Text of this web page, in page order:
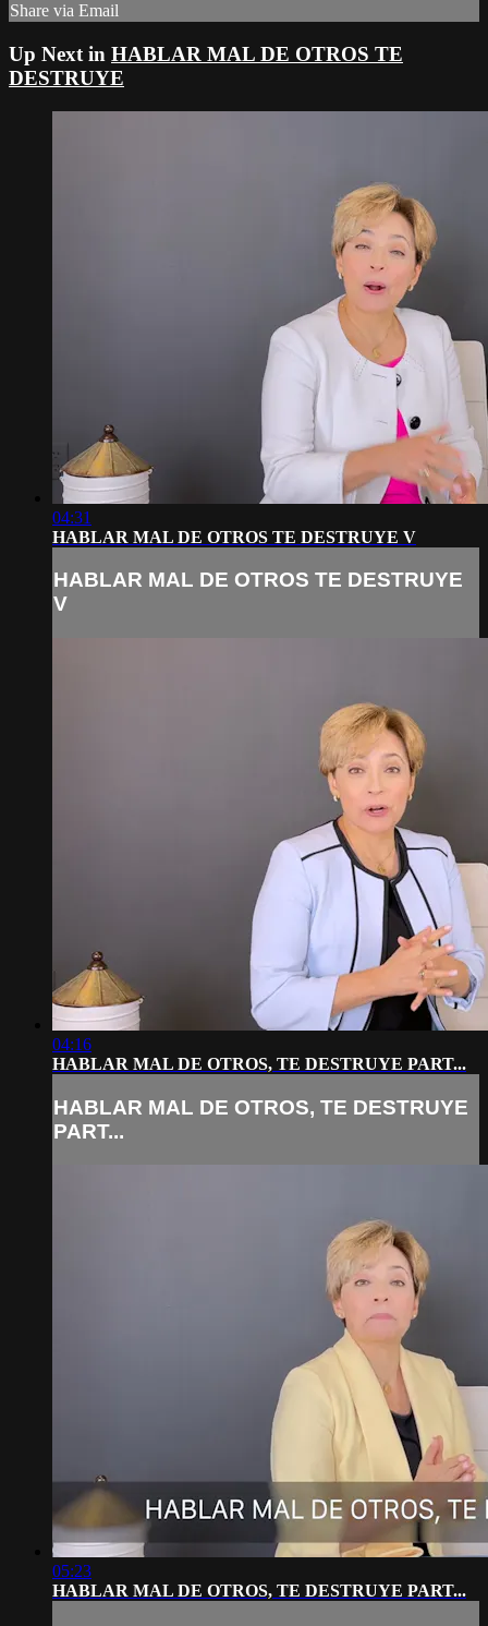
Share via Email
Up Next in HABLAR MAL DE OTROS TE
DESTRUYE
04:31
HABLAR MAL DE OTROS TE DESTRUYE V
HABLAR MAL DE OTROS TE DESTRUYE
V
04:16
HABLAR MAL DE OTROS, TE DESTRUYE PART...
HABLAR MAL DE OTROS, TE DESTRUYE
PART...
05:23
HABLAR MAL DE OTROS, TE DESTRUYE PART...